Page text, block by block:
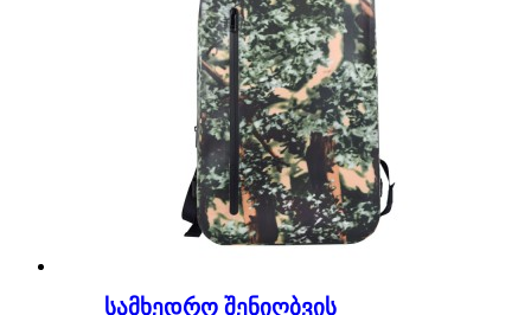
სამხედრო შენიღბვის